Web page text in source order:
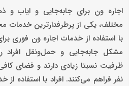
اجاره ون برای جابه‌جایی و ایاب و
مختلف، یکی از پرطرفدارترین خدمات
با استفاده از خدمات اجاره ون فوری
مشکل جابه‌جایی و حمل‌ونقل افراد
نفر فراهم می‌کنند. افراد با استفاده